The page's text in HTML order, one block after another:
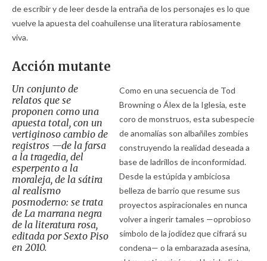
de escribir y de leer desde la entraña de los personajes es lo que
vuelve la apuesta del coahuilense una literatura rabiosamente
viva.
Acción mutante
Un conjunto de
relatos que se
proponen como una
apuesta total, con un
vertiginoso cambio de
registros —de la farsa
a la tragedia, del
esperpento a la
moraleja, de la sátira
al realismo
posmoderno: se trata
de La marrana negra
de la literatura rosa,
editada por Sexto Piso
en 2010.
Como en una secuencia de Tod
Browning o Álex de la Iglesia, este
coro de monstruos, esta subespecie
de anomalías son albañiles zombies
construyendo la realidad deseada a
base de ladrillos de inconformidad.
Desde la estúpida y ambiciosa
belleza de barrio que resume sus
proyectos aspiracionales en nunca
volver a ingerir tamales —oprobioso
símbolo de la jodidez que cifrará su
condena— o la embarazada asesina,